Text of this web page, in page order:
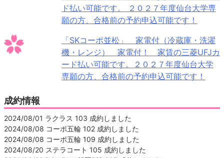
ド払い可能です。 ２０２７年度仙台大学専
願の方、合格前の予約申込可能です！
「SKコーポ並松」 家電付（冷蔵庫・洗濯
機・レンジ） 家電付！ 家賃の三菱UFJカ
ード払い可能です。２０２７年度仙台大学
専願の方、合格前の予約申込可能です！
成約情報
2024/08/01 ラクラス 103 成約しました
2024/08/08 コーポ五輪 102 成約しました
2024/08/08 コーポ五輪 109 成約しました
2024/08/20 ステラコート 105 成約しました